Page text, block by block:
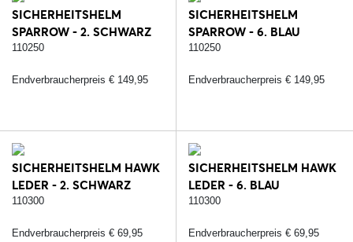
SICHERHEITSHELM
SPARROW - 2. SCHWARZ
110250
Endverbraucherpreis € 149,95
SICHERHEITSHELM
SPARROW - 6. BLAU
110250
Endverbraucherpreis € 149,95
SICHERHEITSHELM HAWK
LEDER - 2. SCHWARZ
110300
Endverbraucherpreis € 69,95
SICHERHEITSHELM HAWK
LEDER - 6. BLAU
110300
Endverbraucherpreis € 69,95